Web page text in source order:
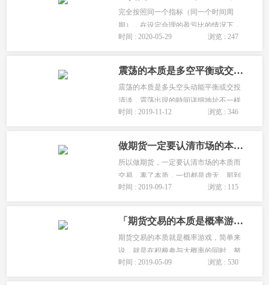
完全按照同一个指标（同一个时间周
期），在设定合理的盈亏比的情况下，
不要错过任何一个信号，用小额的亏损
质！这也是期货投资成功的秘密！...
时间 : 2020-05-29 浏览 : 247
震荡的本质是多空平衡或交投清淡
震荡的本质是多头空头动能平衡或交投
清淡，震荡出現的時间详细地址不一样
具有不一样的实际意义。而处理震荡也
固定不变的招数，有的只是原则性的思
考。...
时间 : 2019-11-12 浏览 : 346
做期货一定要认清市场的本质而交易,离了本质一切都是虚无!
所以做期货，一定要认清市场的本质而
交易，离了本质，一切都是虚无。那到
底该怎么做期货? 我刚才说了，期货是
站到大概率的一边去，不论你是做长线
的，还是做短线的，做波段的，还是
日...
时间 : 2019-09-17 浏览 : 115
「期货交易的本质是概率游戏」交易者必须要兼顾胜率与赔率!
期货交易的本质就是概率游戏，简单来
说，就是在积极参与大概率的同时，努
力防范小概率事件发生，通过对基本面
时间 : 2019-05-09 浏览 : 530